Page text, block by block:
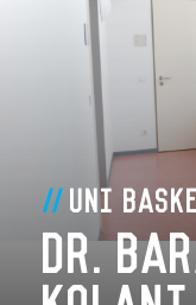
Uni
Dr.